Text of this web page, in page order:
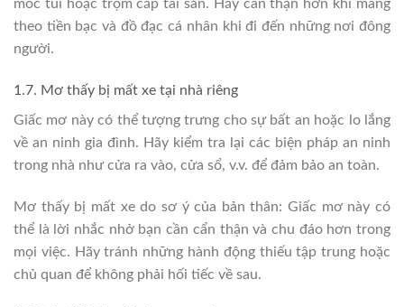
móc túi hoặc trộm cắp tài sản. Hãy cẩn thận hơn khi mang
theo tiền bạc và đồ đạc cá nhân khi đi đến những nơi đông
người.
1.7. Mơ thấy bị mất xe tại nhà riêng
Giấc mơ này có thể tượng trưng cho sự bất an hoặc lo lắng
về an ninh gia đình. Hãy kiểm tra lại các biện pháp an ninh
trong nhà như cửa ra vào, cửa sổ, v.v. để đảm bảo an toàn.
Mơ thấy bị mất xe do sơ ý của bản thân: Giấc mơ này có
thể là lời nhắc nhở bạn cần cẩn thận và chu đáo hơn trong
mọi việc. Hãy tránh những hành động thiếu tập trung hoặc
chủ quan để không phải hối tiếc về sau.